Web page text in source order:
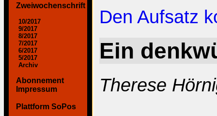
Zweiwochenschrift
10/2017
9/2017
8/2017
7/2017
6/2017
5/2017
Archiv
Abonnement
Impressum
Plattform SoPos
Den Aufsatz
Ein
Therese